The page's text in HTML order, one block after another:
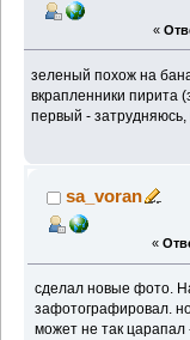
«
зеленый похож на
вкрапленники пирита
первый - затрудняюсь,
sa_voran
«
сделал новые фото.
зафотографировал.
может не так царапал